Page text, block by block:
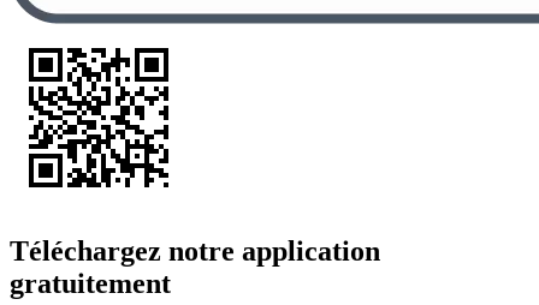
Téléchargez notre application
gratuitement